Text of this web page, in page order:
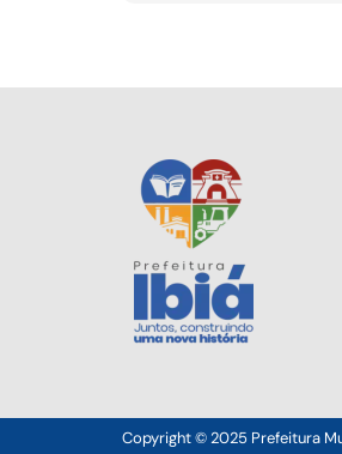
Copyright © 2025 Prefeitura